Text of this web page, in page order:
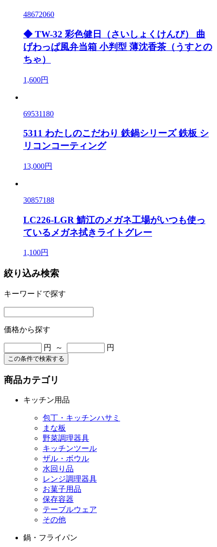
48672060
◆ TW-32 彩色健日（さいしょくけんび） 曲
げわっぱ風弁当箱 小判型 薄沈香茶（うすとの
ちゃ）
1,600円
69531180
5311 わたしのこだわり 鉄鍋シリーズ 鉄板 シ
リコンコーティング
13,000円
30857188
LC226-LGR 鯖江のメガネ工場がいつも使っ
ているメガネ拭きライトグレー
1,100円
絞り込み検索
キーワードで探す
価格から探す
円 ～ 円
この条件で検索する
商品カテゴリ
キッチン用品
包丁・キッチンハサミ
まな板
野菜調理器具
キッチンツール
ザル・ボウル
水回り品
レンジ調理器具
お菓子用品
保存容器
テーブルウェア
その他
鍋・フライパン